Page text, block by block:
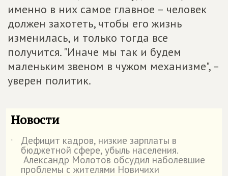
именно в них самое главное – человек
должен захотеть, чтобы его жизнь
изменилась, и только тогда все
получится. "Иначе мы так и будем
маленьким звеном в чужом механизме", –
уверен политик.
Новости
˙ Дефицит кадров, низкие зарплаты в
бюджетной сфере, убыль населения.
Александр Молотов обсудил наболевшие
проблемы с жителями Новичихи